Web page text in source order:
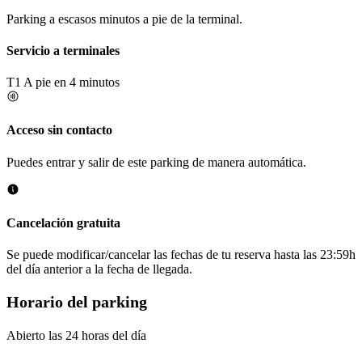
Parking a escasos minutos a pie de la terminal.
Servicio a terminales
T1 A pie en 4 minutos
Acceso sin contacto
Puedes entrar y salir de este parking de manera automática.
Cancelación gratuita
Se puede modificar/cancelar las fechas de tu reserva hasta las 23:59h
del día anterior a la fecha de llegada.
Horario del parking
Abierto las 24 horas del día